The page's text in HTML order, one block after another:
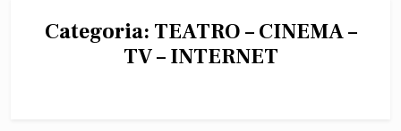
Categoria: TEATRO – CINEMA –
TV – INTERNET